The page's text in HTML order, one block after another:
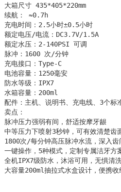
大箱尺寸	435*405*220mm
续航： ≈0.7h
充电时间：2.5小时±0.5小时
额定电压/电流：DC3.7V/1.5A
额定水压：2-140PSI 可调
脉冲：1600 次/分钟
充电接口：Type-C
电池容量：1250毫安
防水等级：IPX7
水箱容量：200ml
配件：主机、说明书、充电线、3个标
卖点：
脉冲压力强弱有间，舒适按摩牙龈
中等压力下喷射3秒钟，可有效清楚齿
1800次/每分钟高压脉冲水流，深入齿
一键操作，5种模式，定制专属洁牙方
全机IPX7级防水，沐浴可用，无惧清
大容量200ml抽拉式水盒设计，便携收